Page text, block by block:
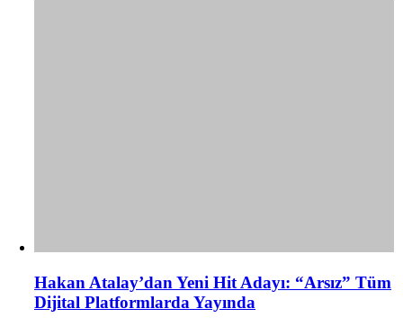
Hakan Atalay’dan Yeni Hit Adayı: “Arsız” Tüm
Dijital Platformlarda Yayında